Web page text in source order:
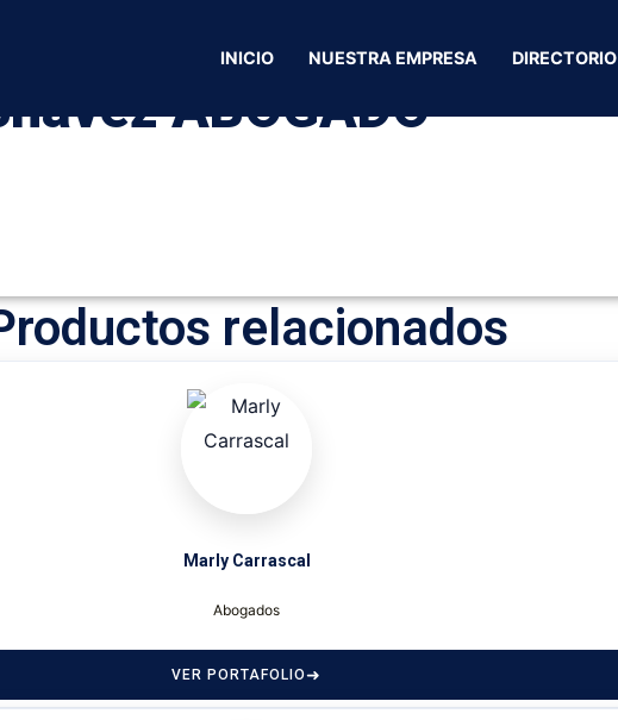
INICIO NUESTRA EMPRESA DIRECTORIO
ABOGADO
relacionados
Marly Carrascal
Abogados
VER PORTAFOLIO